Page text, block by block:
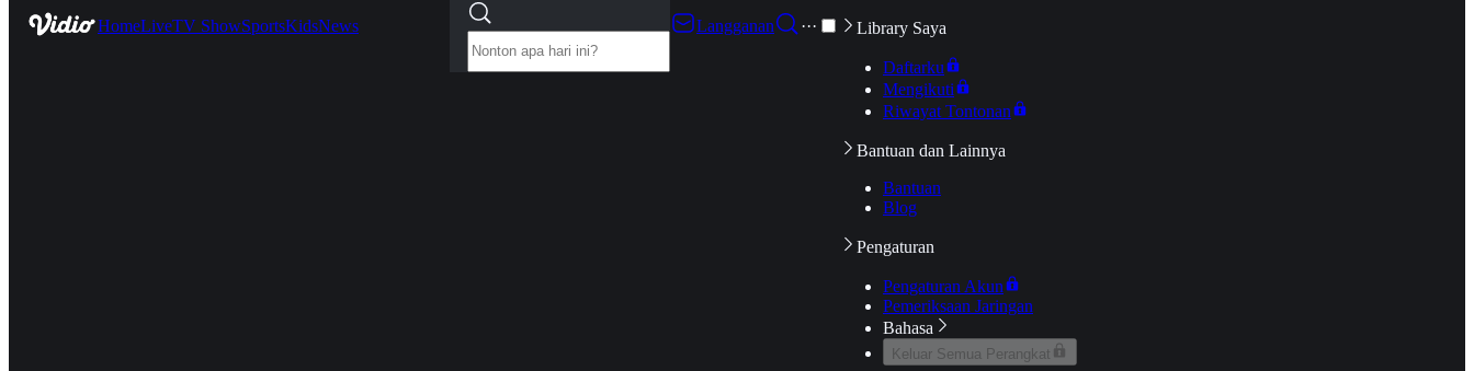
HomeLiveTV ShowSportsKidsNews
Langganan
··· Library Saya
Daftarku
Mengikuti
Riwayat Tontonan
Bantuan dan Lainnya
Bantuan
Blog
Pengaturan
Pengaturan Akun
Pemeriksaan Jaringan
Bahasa
Keluar Semua Perangkat